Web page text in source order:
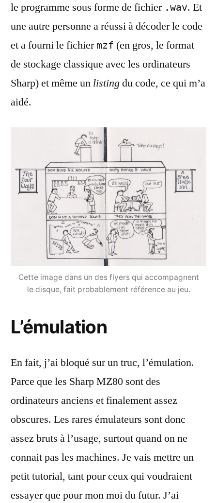
le programme sous forme de fichier .wav. Et
une autre personne a réussi à décoder le code
et a fourni le fichier mzf (en gros, le format
de stockage classique avec les ordinateurs
Sharp) et même un listingdu code, ce qui m’a
aidé.
Cette image dans un des flyers qui accompagnent
le disque, fait probablement référence au jeu.
L’émulation
En fait, j’ai bloqué sur un truc, l’émulation.
Parce que les Sharp MZ80 sont des
ordinateurs anciens et finalement assez
obscures. Les rares émulateurs sont donc
assez bruts à l’usage, surtout quand on ne
connait pas les machines. Je vais mettre un
petit tutorial, tant pour ceux qui voudraient
essayer que pour mon moi du futur. J’ai